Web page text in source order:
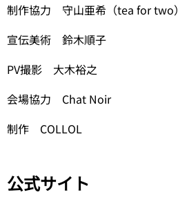
制作協力 守山亜希（tea for two）
宣伝美術 鈴木順子
PV撮影 大木裕之
会場協力 Chat Noir
制作 COLLOL
公式サイト